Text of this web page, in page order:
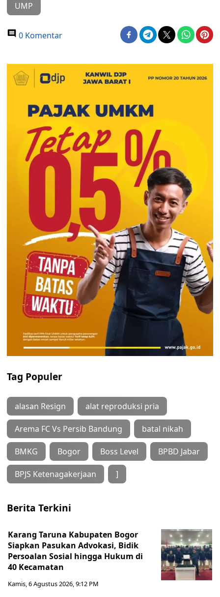
UMP
0 Komentar
Tag Populer
alasan Resign alat reproduksi pria
Arema FC Vs Persib Bandung batal nikah
BMKG Bogor Boss Level BPBD Jabar
BPJS Ketenagakerjaan ]
Berita Terkini
Karang Taruna Kabupaten Bogor
Siapkan Pasukan Advokasi, Bidik
Persoalan Sosial hingga Hukum di
40 Kecamatan
Kamis, 6 Agustus 2026, 9:12 PM